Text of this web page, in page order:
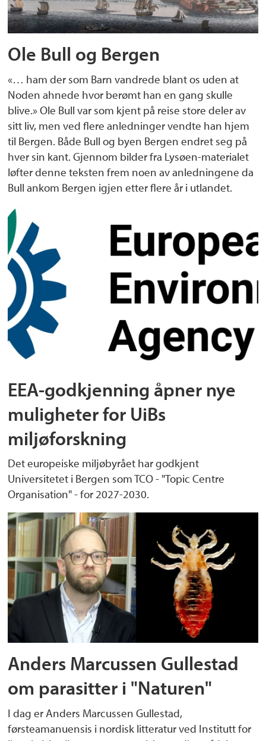
Ole Bull og Bergen
«… ham der som Barn vandrede blant os uden at
Noden ahnede hvor berømt han en gang skulle
blive.» Ole Bull var som kjent på reise store deler av
sitt liv, men ved flere anledninger vendte han hjem
til Bergen. Både Bull og byen Bergen endret seg på
hver sin kant. Gjennom bilder fra Lysøen-materialet
løfter denne teksten frem noen av anledningene da
Bull ankom Bergen igjen etter flere år i utlandet.
EEA-godkjenning åpner nye
muligheter for UiBs
miljøforskning
Det europeiske miljøbyrået har godkjent
Universitetet i Bergen som TCO - "Topic Centre
Organisation" - for 2027-2030.
Anders Marcussen Gullestad
om parasitter i "Naturen"
I dag er Anders Marcussen Gullestad,
førsteamanuensis i nordisk litteratur ved Institutt for